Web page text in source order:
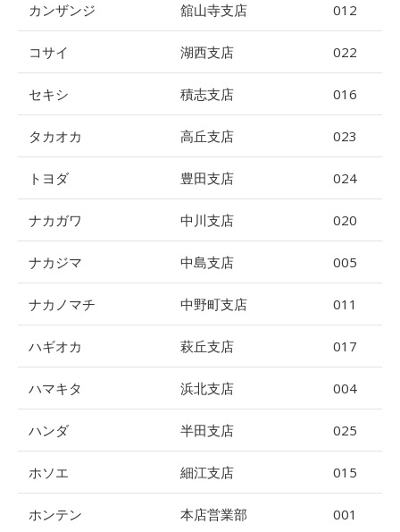
カンザンジ 舘山寺支店 012
コサイ 湖西支店 022
セキシ 積志支店 016
タカオカ 高丘支店 023
トヨダ 豊田支店 024
ナカガワ 中川支店 020
ナカジマ 中島支店 005
ナカノマチ 中野町支店 011
ハギオカ 萩丘支店 017
ハマキタ 浜北支店 004
ハンダ 半田支店 025
ホソエ 細江支店 015
ホンテン 本店営業部 001